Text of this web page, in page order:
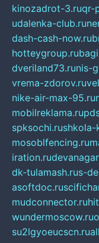
kinozadrot-3.ruqr-
udalenka-club.ru
dash-cash-now.ru
hotteygroup.ru
dveriland73.runis-
vrema-zdorov.ru
nike-air-max-95.ru
mobilreklama.ru
spksochi.rushkola-
mosoblfencing.ru
iration.ru
dk-tulamash.rus-
asoftdoc.ru
mudconnector.ru
wundermoscow.ru
su2lgyoeucscn.ru